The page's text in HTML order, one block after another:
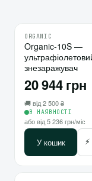
10
ORGANIC
Organic-10S —
знезаражувач
20 944 грн
🚚 від 2 500 ₴
В НАЯВНОСТІ
або від 5 236 грн/міс
У кошик